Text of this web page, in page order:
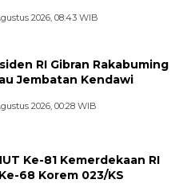
2026, 08:43 WIB
RI Gibran Rakabuming
Jembatan Kendawi
2026, 00:28 WIB
Ke-81 Kemerdekaan RI
68 Korem 023/KS